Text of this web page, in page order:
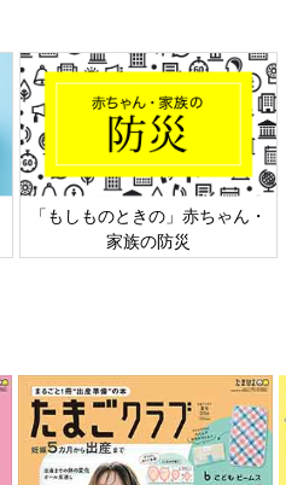
「もしものときの」赤ちゃん・
家族の防災